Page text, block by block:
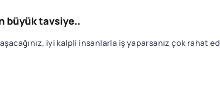
büyük tavsiye..
iyi kalpli insanlarla iş yaparsanız çok rahat